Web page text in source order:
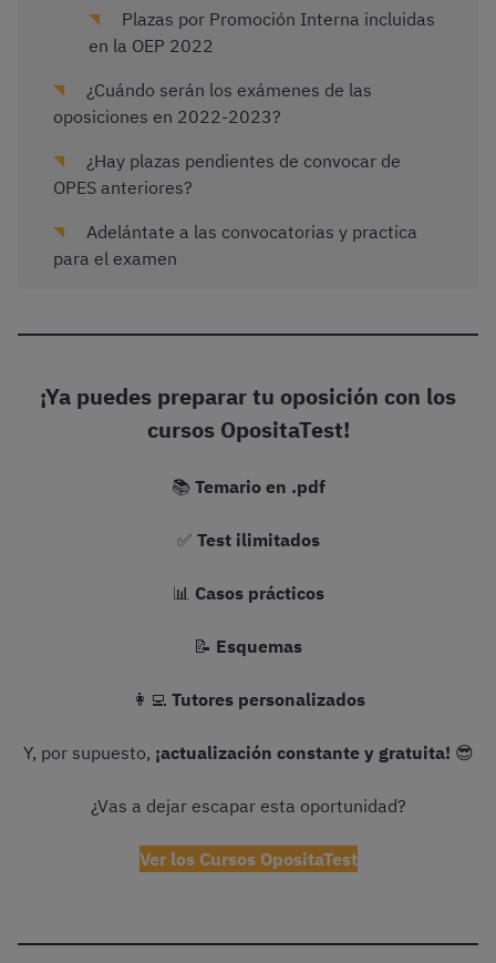
Plazas por Promoción Interna incluidas
en la OEP 2022
¿Cuándo serán los exámenes de las
oposiciones en 2022-2023?
¿Hay plazas pendientes de convocar de
OPES anteriores?
Adelántate a las convocatorias y practica
para el examen
¡Ya puedes preparar tu oposición con los
cursos OpositaTest!
📚 Temario en .pdf
✅ Test ilimitados
📊 Casos prácticos
📝 Esquemas
👩‍💻 Tutores personalizados
Y, por supuesto, ¡actualización constante y gratuita! 😎
¿Vas a dejar escapar esta oportunidad?
Ver los Cursos OpositaTest